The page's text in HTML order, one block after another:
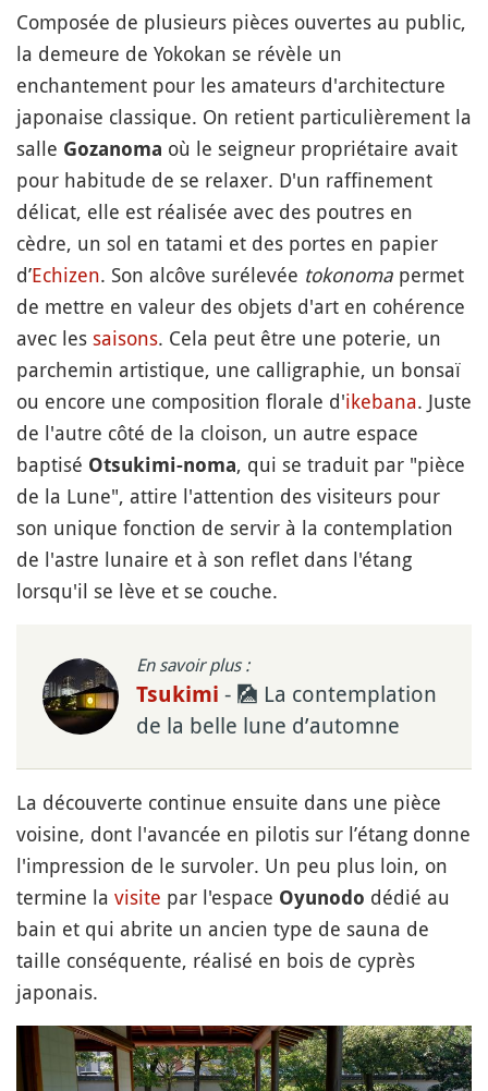
Composée de plusieurs pièces ouvertes au public,
la demeure de Yokokan se révèle un
enchantement pour les amateurs d'architecture
japonaise classique. On retient particulièrement la
salle Gozanoma où le seigneur propriétaire avait
pour habitude de se relaxer. D'un raffinement
délicat, elle est réalisée avec des poutres en
cèdre, un sol en tatami et des portes en papier
d’Echizen. Son alcôve surélevée tokonoma permet
de mettre en valeur des objets d'art en cohérence
avec les saisons. Cela peut être une poterie, un
parchemin artistique, une calligraphie, un bonsaï
ou encore une composition florale d'ikebana. Juste
de l'autre côté de la cloison, un autre espace
baptisé Otsukimi-noma, qui se traduit par "pièce
de la Lune", attire l'attention des visiteurs pour
son unique fonction de servir à la contemplation
de l'astre lunaire et à son reflet dans l'étang
lorsqu'il se lève et se couche.
En savoir plus :
Tsukimi - 🎑 La contemplation
de la belle lune d’automne
La découverte continue ensuite dans une pièce
voisine, dont l'avancée en pilotis sur l’étang donne
l'impression de le survoler. Un peu plus loin, on
termine la visite par l'espace Oyunodo dédié au
bain et qui abrite un ancien type de sauna de
taille conséquente, réalisé en bois de cyprès
japonais.